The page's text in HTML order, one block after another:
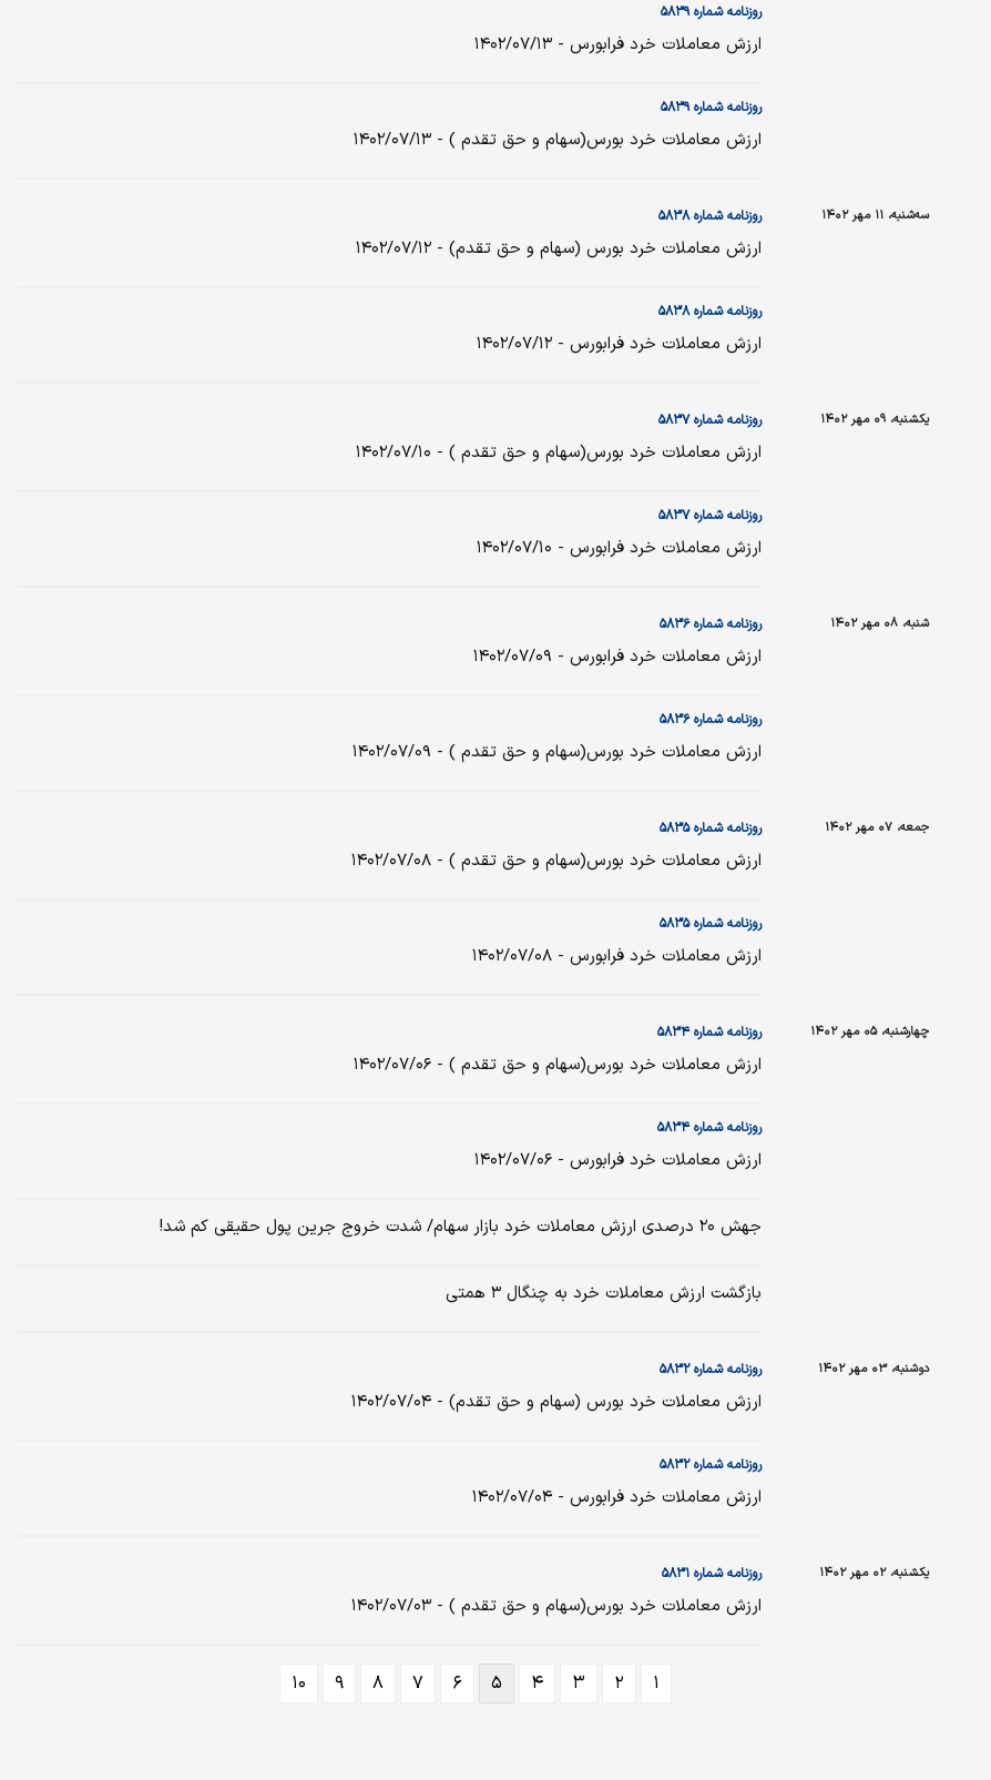
روزنامه شماره ۵۸۳۹
ارزش معاملات خرد فرابورس - ۱۴۰۲/۰۷/۱۳
روزنامه شماره ۵۸۳۹
ارزش معاملات خرد بورس(سهام و حق تقدم ) - ۱۴۰۲/۰۷/۱۳
سه‌شنبه، ۱۱ مهر ۱۴۰۲ روزنامه شماره ۵۸۳۸
ارزش معاملات خرد بورس (سهام و حق تقدم) - ۱۴۰۲/۰۷/۱۲
روزنامه شماره ۵۸۳۸
ارزش معاملات خرد فرابورس - ۱۴۰۲/۰۷/۱۲
یکشنبه، ۰۹ مهر ۱۴۰۲ روزنامه شماره ۵۸۳۷
ارزش معاملات خرد بورس(سهام و حق تقدم ) - ۱۴۰۲/۰۷/۱۰
روزنامه شماره ۵۸۳۷
ارزش معاملات خرد فرابورس - ۱۴۰۲/۰۷/۱۰
شنبه، ۰۸ مهر ۱۴۰۲ روزنامه شماره ۵۸۳۶
ارزش معاملات خرد فرابورس - ۱۴۰۲/۰۷/۰۹
روزنامه شماره ۵۸۳۶
ارزش معاملات خرد بورس(سهام و حق تقدم ) - ۱۴۰۲/۰۷/۰۹
جمعه، ۰۷ مهر ۱۴۰۲ روزنامه شماره ۵۸۳۵
ارزش معاملات خرد بورس(سهام و حق تقدم ) - ۱۴۰۲/۰۷/۰۸
روزنامه شماره ۵۸۳۵
ارزش معاملات خرد فرابورس - ۱۴۰۲/۰۷/۰۸
چهارشنبه، ۰۵ مهر ۱۴۰۲ روزنامه شماره ۵۸۳۴
ارزش معاملات خرد بورس(سهام و حق تقدم ) - ۱۴۰۲/۰۷/۰۶
روزنامه شماره ۵۸۳۴
ارزش معاملات خرد فرابورس - ۱۴۰۲/۰۷/۰۶
جهش ۲۰ درصدی ارزش معاملات خرد بازار سهام/ شدت خروج جرین پول حقیقی کم شد!
بازگشت ارزش معاملات خرد به چنگال ۳ همتی
دوشنبه، ۰۳ مهر ۱۴۰۲ روزنامه شماره ۵۸۳۲
ارزش معاملات خرد بورس (سهام و حق تقدم) - ۱۴۰۲/۰۷/۰۴
روزنامه شماره ۵۸۳۲
ارزش معاملات خرد فرابورس - ۱۴۰۲/۰۷/۰۴
یکشنبه، ۰۲ مهر ۱۴۰۲ روزنامه شماره ۵۸۳۱
ارزش معاملات خرد بورس(سهام و حق تقدم ) - ۱۴۰۲/۰۷/۰۳
۱ ۲ ۳ ۴ ۵ ۶ ۷ ۸ ۹ ۱۰